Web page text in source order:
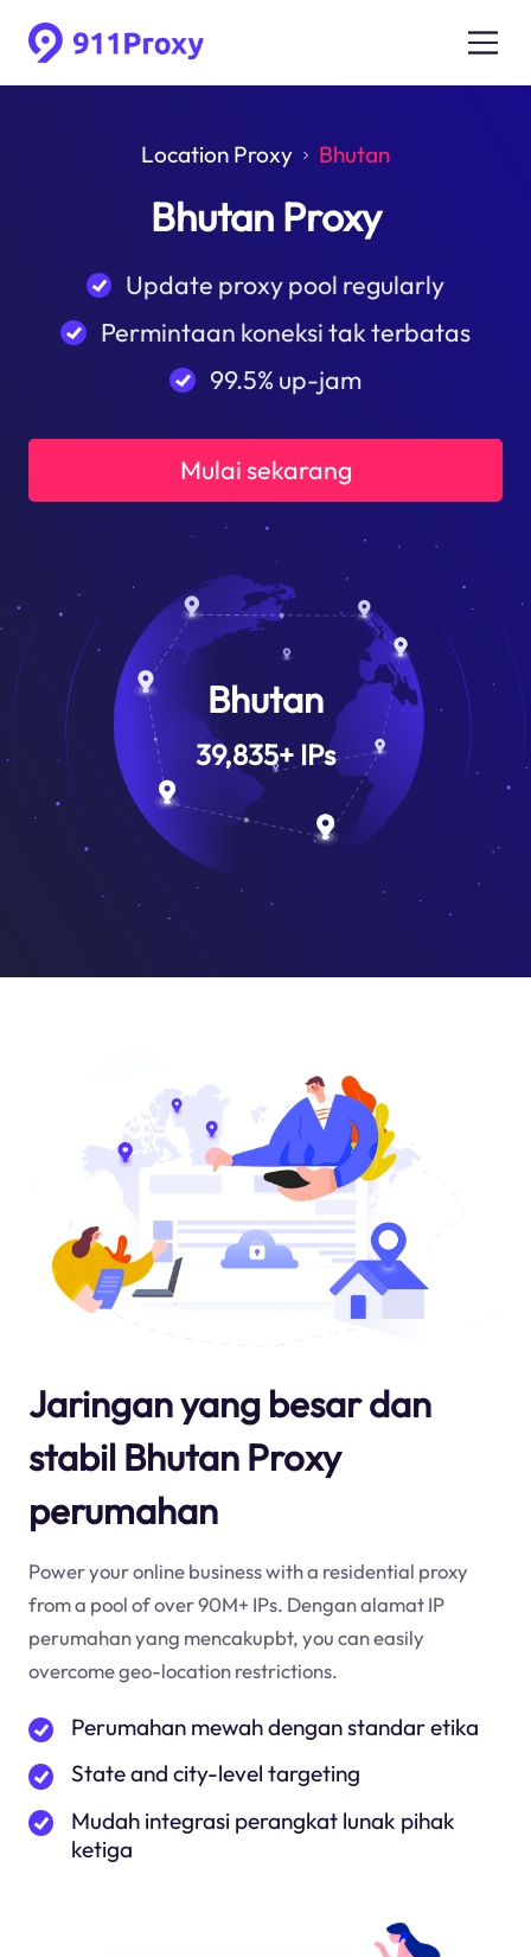
Location Proxy Bhutan
Bhutan Proxy
Update proxy pool regularly
Permintaan koneksi tak terbatas
99.5% up-jam
Mulai sekarang
Bhutan
39,835+ IPs
Jaringan yang besar dan
stabil Bhutan Proxy
perumahan
Power your online business with a residential proxy
from a pool of over 90M+ IPs. Dengan alamat IP
perumahan yang mencakupbt, you can easily
overcome geo-location restrictions.
Perumahan mewah dengan standar etika
State and city-level targeting
Mudah integrasi perangkat lunak pihak
ketiga